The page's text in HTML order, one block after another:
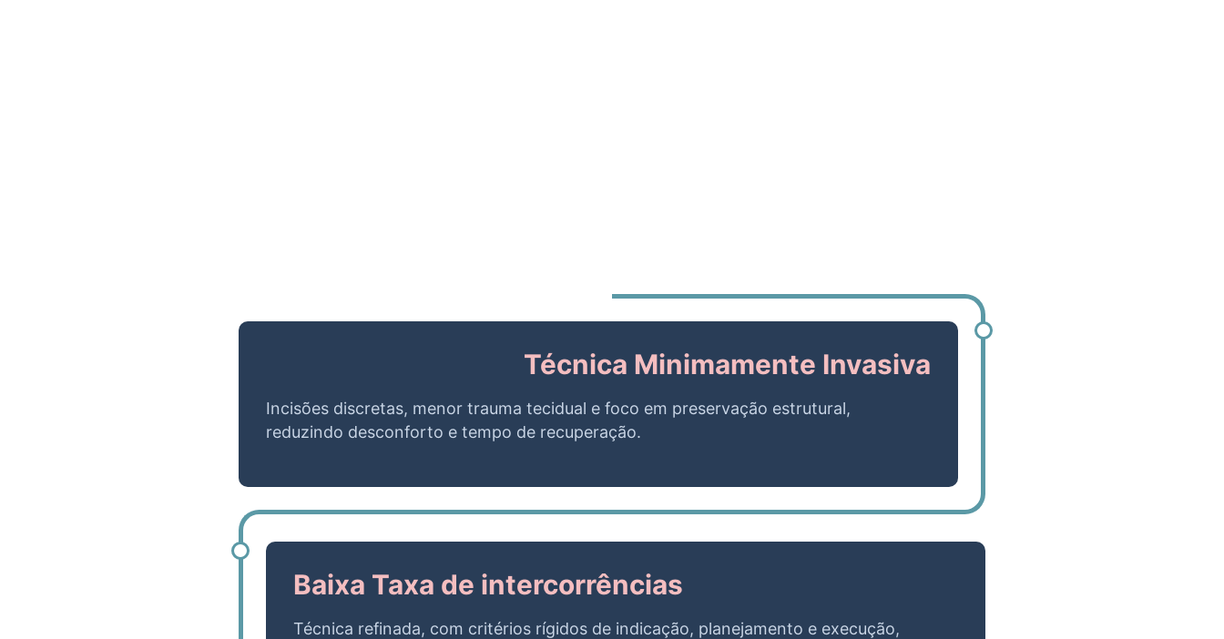
Técnica Minimamente Invasiva
Incisões discretas, menor trauma tecidual e foco em preservação estrutural,
reduzindo desconforto e tempo de recuperação.
Baixa Taxa de intercorrências
Técnica refinada, com critérios rígidos de indicação, planejamento e execução,